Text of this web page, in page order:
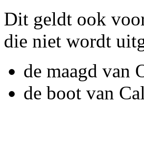
Dit geldt ook
die niet wordt
de maagd van
de boot van